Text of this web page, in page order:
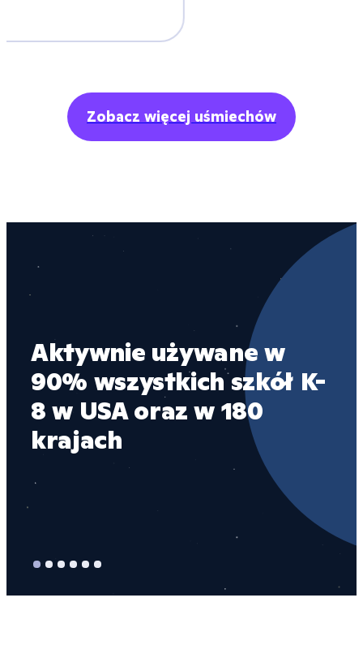
Zobacz więcej uśmiechów
Aktywnie używane w
90% wszystkich szkół K-
8 w USA oraz w 180
krajach